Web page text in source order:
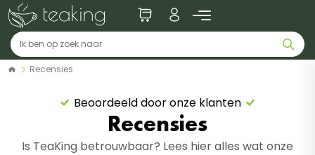
Recensies
Beoordeeld door onze klanten
Recensies
Is TeaKing betrouwbaar? Lees hier alles wat onze